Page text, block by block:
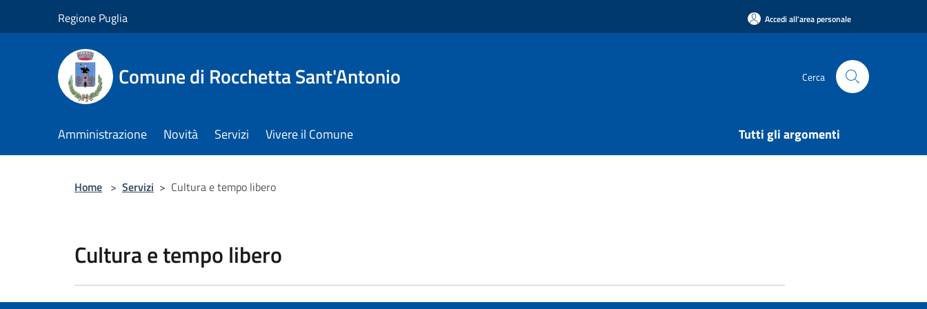
Regione Puglia Accedi all'area personale
Comune di Rocchetta Sant'Antonio Cerca
Amministrazione Novità Servizi Vivere il Comune Tutti gli argomenti
Home > Servizi > Cultura e tempo libero
Cultura e tempo libero